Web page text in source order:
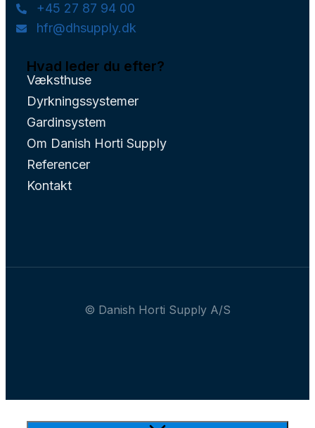
+45 27 87 94 00
hfr@dhsupply.dk
Hvad leder du efter?
Væksthuse
Dyrkningssystemer
Gardinsystem
Om Danish Horti Supply
Referencer
Kontakt
© Danish Horti Supply A/S